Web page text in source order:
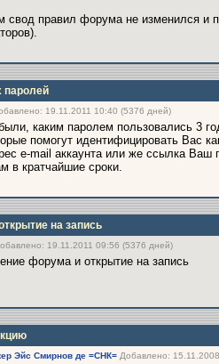
свод правил форума не изменился и
паролей
19.11.2011 10:40 (5376 дней)
каким паролем пользовались 3
помогут идентифицировать Вас
e-mail аккаунта или же ссылка
в кратчайшие сроки.
на запись
19.11.2011 09:56 (5376 дней)
форума и открытие на запись
Эйс Смирнов де =СНК= Добавлено: